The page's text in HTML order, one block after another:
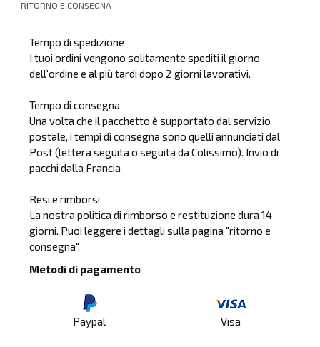
RITORNO E CONSEGNA
Tempo di spedizione
I tuoi ordini vengono solitamente spediti il giorno
dell'ordine e al più tardi dopo 2 giorni lavorativi.
Tempo di consegna
Una volta che il pacchetto è supportato dal servizio
postale, i tempi di consegna sono quelli annunciati dal
Post (lettera seguita o seguita da Colissimo). Invio di
pacchi dalla Francia
Resi e rimborsi
La nostra politica di rimborso e restituzione dura 14
giorni. Puoi leggere i dettagli sulla pagina "ritorno e
consegna".
Metodi di pagamento
Paypal Visa